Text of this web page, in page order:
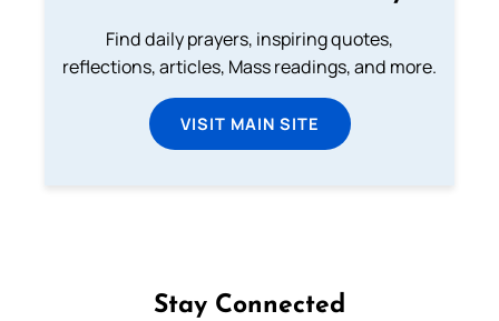
Find daily prayers, inspiring quotes,
reflections, articles, Mass readings, and more.
VISIT MAIN SITE
Stay Connected